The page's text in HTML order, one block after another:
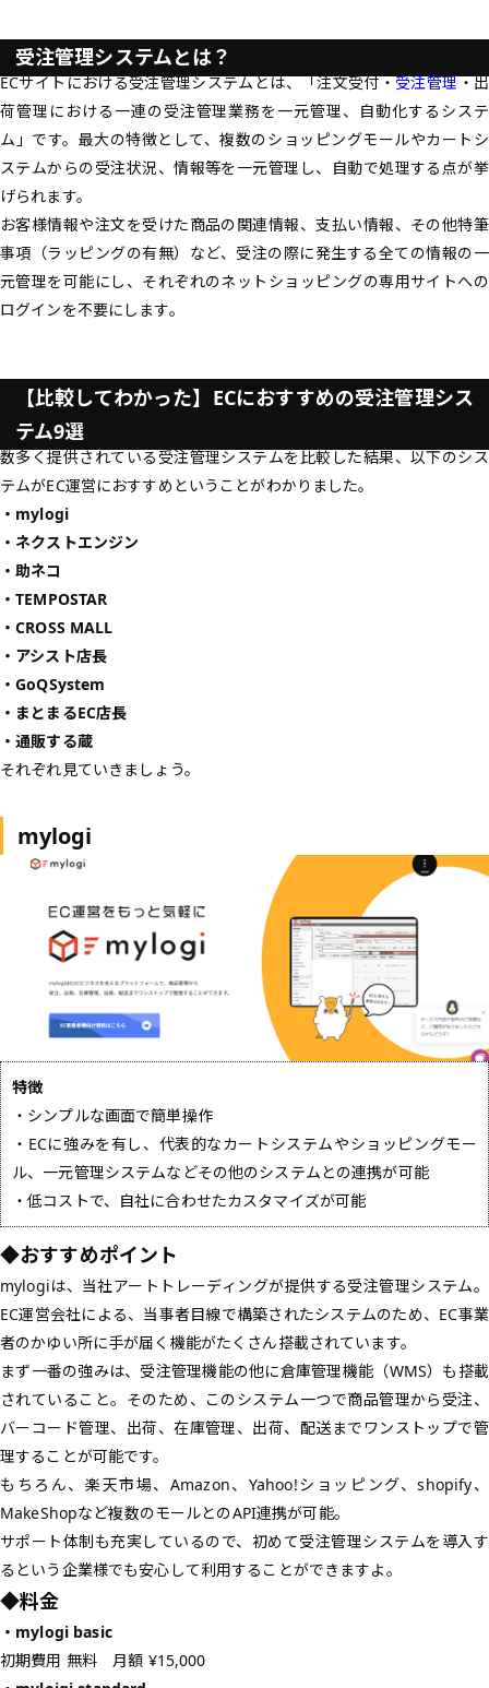
受注管理システムとは？
ECサイトにおける受注管理システムとは、「注文受付・受注管理・出
荷管理における一連の受注管理業務を一元管理、自動化するシステ
ム」 です。最大の特徴として、複数のショッピングモールやカートシ
ステムからの受注状況、情報等を一元管理し、自動で処理する点が挙
げられます。
お客様情報や注文を受けた商品の関連情報、支払い情報、その他特筆
事項（ラッピングの有無）など、受注の際に発生する全ての情報の一
元管理を可能にし、それぞれのネットショッピングの専用サイトへの
ログインを不要にします。
【比較してわかった】ECにおすすめの受注管理シス
テム9選
数多く提供されている受注管理システムを比較した結果、以下のシス
テムがEC運営におすすめということがわかりました。
・mylogi
・ネクストエンジン
・助ネコ
・TEMPOSTAR
・CROSS MALL
・アシスト店長
・GoQSystem
・まとまるEC店長
・通販する蔵
それぞれ見ていきましょう。
mylogi
特徴
・シンプルな画面で簡単操作
・ECに強みを有し、代表的なカートシステムやショッピングモー
ル、一元管理システムなどその他のシステムとの連携が可能
・低コストで、自社に合わせたカスタマイズが可能
◆おすすめポイント
mylogiは、当社アートトレーディングが提供する受注管理システム。
EC運営会社による、当事者目線で構築されたシステムのため、EC事業
者のかゆい所に手が届く機能がたくさん搭載されています。
まず一番の強みは、受注管理機能の他に倉庫管理機能（WMS）も搭載
されていること。そのため、このシステム一つで商品管理から受注、
バーコード管理、出荷、在庫管理、出荷、配送までワンストップで管
理することが可能です。
もちろん、楽天市場、Amazon、Yahoo!ショッピング、shopify、
MakeShopなど複数のモールとのAPI連携が可能。
サポート体制も充実しているので、初めて受注管理システムを導入す
るという企業様でも安心して利用することができますよ。
◆料金
・mylogi basic
初期費用 無料 月額 ¥15,000